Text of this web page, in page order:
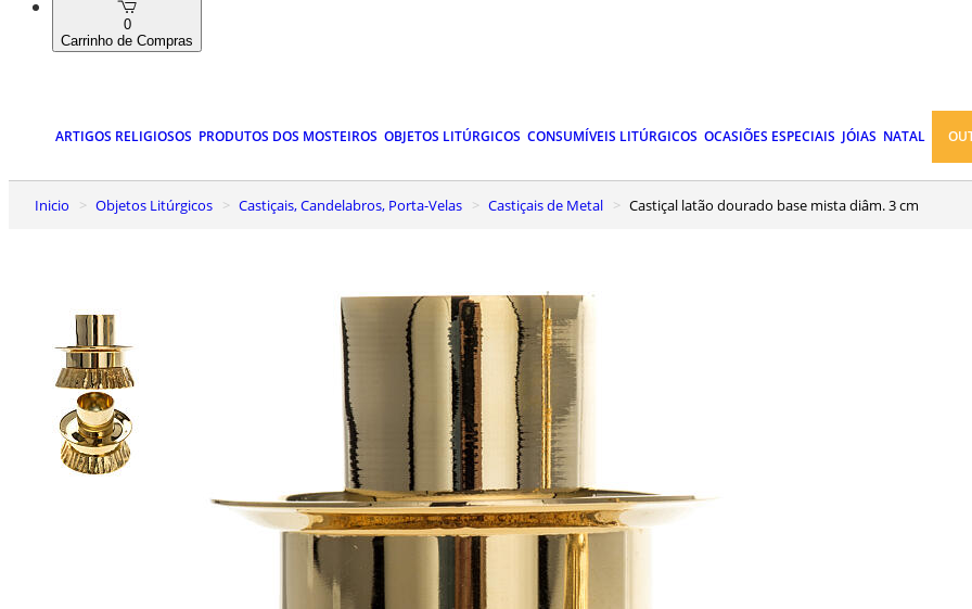
0
Carrinho de Compras
ARTIGOS RELIGIOSOS PRODUTOS DOS MOSTEIROS OBJETOS LITÚRGICOS CONSUMÍVEIS LITÚRGICOS OCASIÕES ESPECIAIS JÓIAS NATAL
Inicio Objetos Litúrgicos Castiçais, Candelabros, Porta-Velas Castiçais de Metal Castiçal latão dourado base mista diâm. 3 cm